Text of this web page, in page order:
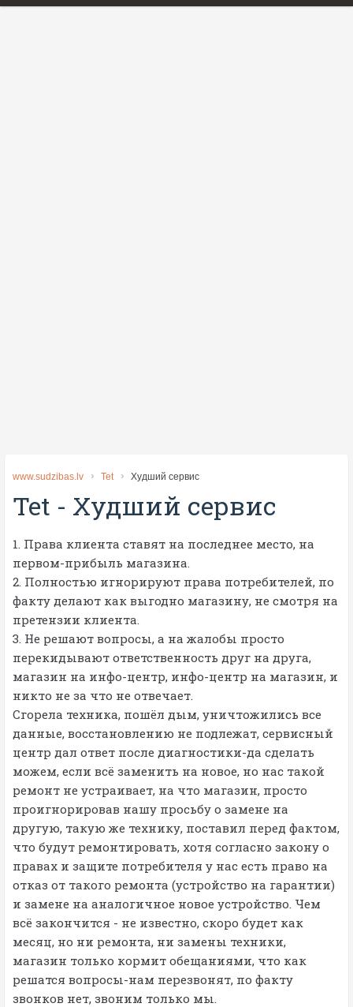
www.sudzibas.lv Tet Худший сервис
Tet - Худший сервис
1. Права клиента ставят на последнее место, на
первом-прибыль магазина.
2. Полностью игнорируют права потребителей, по
факту делают как выгодно магазину, не смотря на
претензии клиента.
3. Не решают вопросы, а на жалобы просто
перекидывают ответственность друг на друга,
магазин на инфо-центр, инфо-центр на магазин, и
никто не за что не отвечает.
Сгорела техника, пошёл дым, уничтожились все
данные, восстановлению не подлежат, сервисный
центр дал ответ после диагностики-да сделать
можем, если всё заменить на новое, но нас такой
ремонт не устраивает, на что магазин, просто
проигнорировав нашу просьбу о замене на
другую, такую же технику, поставил перед фактом,
что будут ремонтировать, хотя согласно закону о
правах и защите потребителя у нас есть право на
отказ от такого ремонта (устройство на гарантии)
и замене на аналогичное новое устройство. Чем
всё закончится - не известно, скоро будет как
месяц, но ни ремонта, ни замены техники,
магазин только кормит обещаниями, что как
решатся вопросы-нам перезвонят, по факту
звонков нет, звоним только мы.